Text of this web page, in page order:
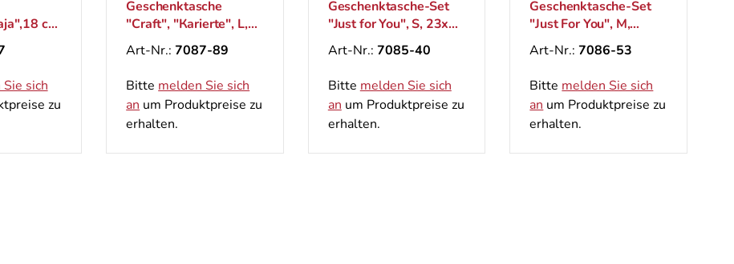
cm
sich
zu
Geschenktasche
"Craft", "Кarierte", L,
44x32 cm
Art-Nr.:7087-89
Bitte melden Sie sich
an um Produktpreise zu
erhalten.
Geschenktasche-Set
"Just for You", S, 23x18
cm
Art-Nr.: 7085-40
Bitte melden Sie sich
an um Produktpreise zu
erhalten.
Geschenktasche-Set
"Just For You", M,
26x33 cm
Art-Nr.:7086-53
Bitte melden Sie sich
an um Produktpreise zu
erhalten.